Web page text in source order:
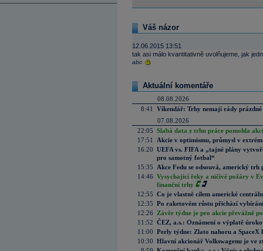
Váš názor
12.06.2015 13:51
tak asi málo kvantitativně uvolňujeme, jak
abc
Aktuální komentáře
08.08.2026
8:41
Víkendář: Trhy nemají rády prázdné
07.08.2026
22:05 Slabá data z trhu práce pomohla
17:51
Akcie v optimismu, průmysl v
16:20 UEFA vs. FIFA a „tajné plány
pro samotný fotbal“
15:35
Akce Fedu se odsouvá, americký
14:46 Vysychající řeky a ničivé požáry v
finanční trhy
12:55 Co je vlastně cílem americké
12:35 Po raketovém růstu přichází
12:26
Závěr týdne je pro akcie převážně
11:52 ČEZ, a.s.: Oznámení o výplatě
11:00 Perly týdne: Zlato nahoru a SpaceX
10:30 Hlavní akcionář Volkswagenu je ve